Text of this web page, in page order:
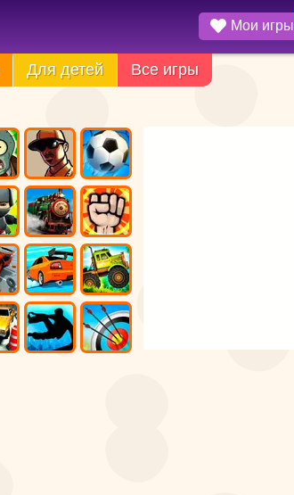
Мои игры
Для детей Все игры